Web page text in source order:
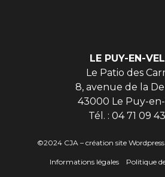
LE PUY-EN-
Le Patio des
8, avenue de la
43000 Le Puy-
Tél. : 04 71 09
©2024 CJA – création site Wordpress
Informations légales Politique